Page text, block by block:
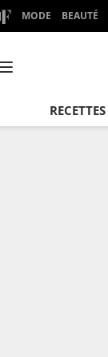
MODE BEAUTÉ
RECETTES